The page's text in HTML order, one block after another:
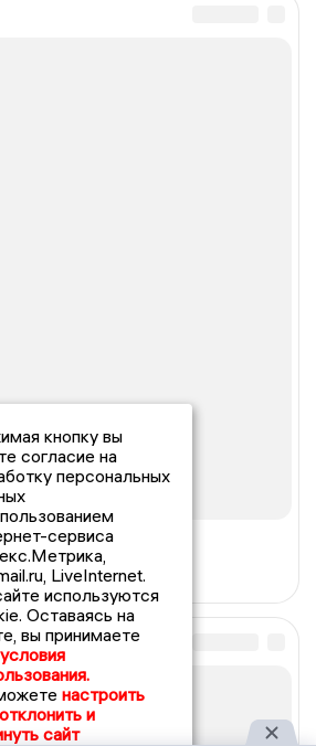
кнопку вы
согласие на
персональных
сервиса
LiveInternet.
используются
Оставаясь на
вы принимаете
настроить
отклонить и
сайт